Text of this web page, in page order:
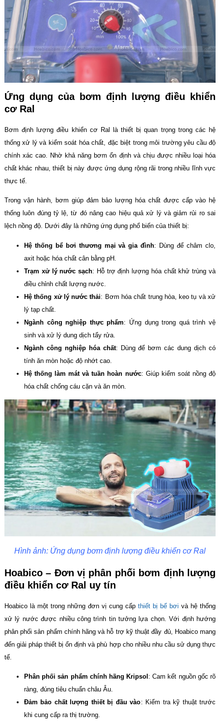
Ứng dụng của bơm định lượng điều khiển
cơ Ral
Bơm định lượng điều khiển cơ Ral là thiết bị quan trọng trong các hệ
thống xử lý và kiểm soát hóa chất, đặc biệt trong môi trường yêu cầu độ
chính xác cao. Nhờ khả năng bơm ổn định và chịu được nhiều loại hóa
chất khác nhau, thiết bị này được ứng dụng rộng rãi trong nhiều lĩnh vực
thực tế.
Trong vận hành, bơm giúp đảm bảo lượng hóa chất được cấp vào hệ
thống luôn đúng tỷ lệ, từ đó nâng cao hiệu quả xử lý và giảm rủi ro sai
lệch nồng độ. Dưới đây là những ứng dụng phổ biến của thiết bị:
Hệ thống bể bơi thương mại và gia đình: Dùng để châm clo,
axit hoặc hóa chất cân bằng pH.
Trạm xử lý nước sạch: Hỗ trợ định lượng hóa chất khử trùng và
điều chỉnh chất lượng nước.
Hệ thống xử lý nước thải: Bơm hóa chất trung hòa, keo tụ và xử
lý tạp chất.
Ngành công nghiệp thực phẩm: Ứng dụng trong quá trình vệ
sinh và xử lý dung dịch tẩy rửa.
Ngành công nghiệp hóa chất: Dùng để bơm các dung dịch có
tính ăn mòn hoặc độ nhớt cao.
Hệ thống làm mát và tuần hoàn nước: Giúp kiểm soát nồng độ
hóa chất chống cáu cặn và ăn mòn.
Hình ảnh: Ứng dụng bơm định lượng điều khiển cơ Ral
Hoabico – Đơn vị phân phối bơm định lượng
điều khiển cơ Ral uy tín
Hoabico là một trong những đơn vị cung cấp thiết bị bể bơi và hệ thống
xử lý nước được nhiều công trình tin tưởng lựa chọn. Với định hướng
phân phối sản phẩm chính hãng và hỗ trợ kỹ thuật đầy đủ, Hoabico mang
đến giải pháp thiết bị ổn định và phù hợp cho nhiều nhu cầu sử dụng thực
tế.
Phân phối sản phẩm chính hãng Kripsol : Cam kết nguồn gốc rõ
ràng, đúng tiêu chuẩn châu Âu.
Đảm bảo chất lượng thiết bị đầu vào: Kiểm tra kỹ thuật trước
khi cung cấp ra thị trường.